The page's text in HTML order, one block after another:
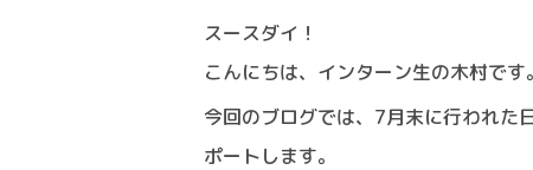
スースダイ！
こんにちは、インターン生の木村です。
今回のブログでは、7月末に行われた
ポートします。